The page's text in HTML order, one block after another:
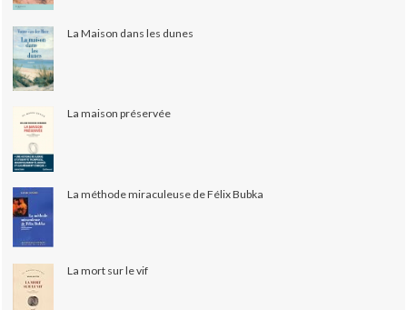
La Maison dans les dunes
La maison préservée
La méthode miraculeuse de Félix Bubka
La mort sur le vif